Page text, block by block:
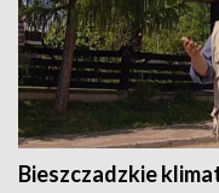
Bieszczadzkie